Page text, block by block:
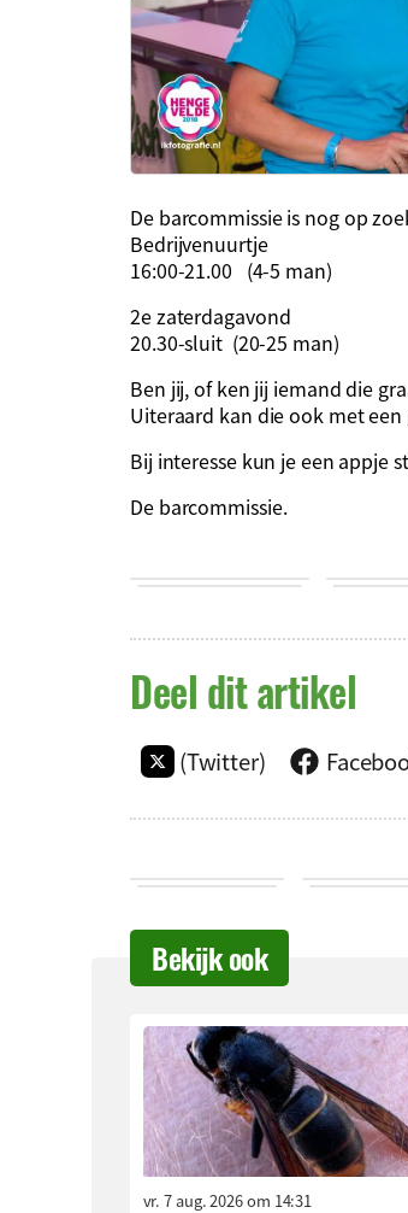
De barcommissie is nog op
Bedrijvenuurtje
16:00-21.00 (4-5 man)
2e zaterdagavond
20.30-sluit (20-25 man)
Ben jij, of ken jij iemand die
Uiteraard kan die ook met
Bij interesse kun je een appje
De barcommissie.
Deel dit artikel
(Twitter)
Bekijk ook
vr. 7 aug. 2026 om 14:31